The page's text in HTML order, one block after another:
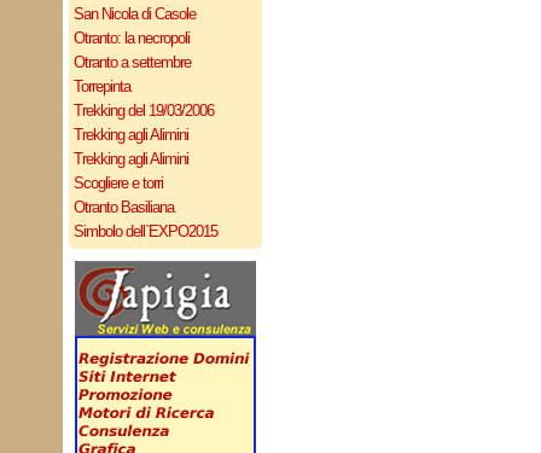
San Nicola di Casole
Otranto: la necropoli
Otranto a settembre
Torrepinta
Trekking del 19/03/2006
Trekking agli Alimini
Trekking agli Alimini
Scogliere e torri
Otranto Basiliana
Simbolo dell`EXPO2015